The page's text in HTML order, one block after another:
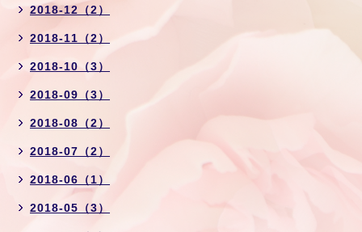
2018-12（2）
2018-11（2）
2018-10（3）
2018-09（3）
2018-08（2）
2018-07（2）
2018-06（1）
2018-05（3）